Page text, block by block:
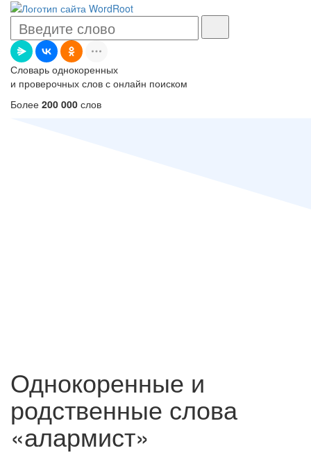
Словарь однокоренных
и проверочных слов с онлайн поиском
Более 200 000 слов
Однокоренные и
родственные слова
«алармист»